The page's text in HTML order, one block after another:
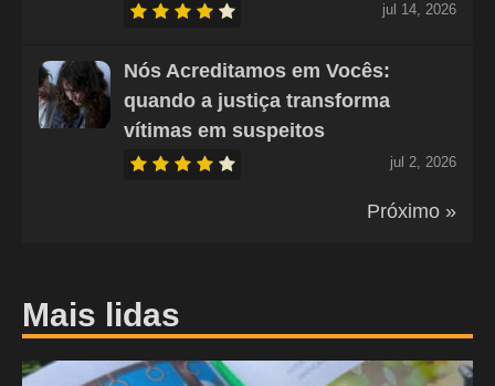
jul 14, 2026
Nós Acreditamos em Vocês:
quando a justiça transforma
vítimas em suspeitos
jul 2, 2026
Próximo »
Mais lidas